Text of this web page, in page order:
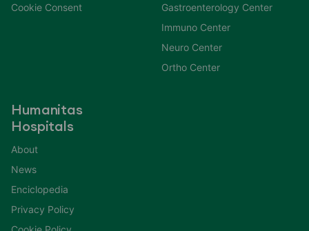
Cookie Consent
Gastroenterology Center
Immuno Center
Neuro Center
Ortho Center
Humanitas
Hospitals
About
News
Enciclopedia
Privacy Policy